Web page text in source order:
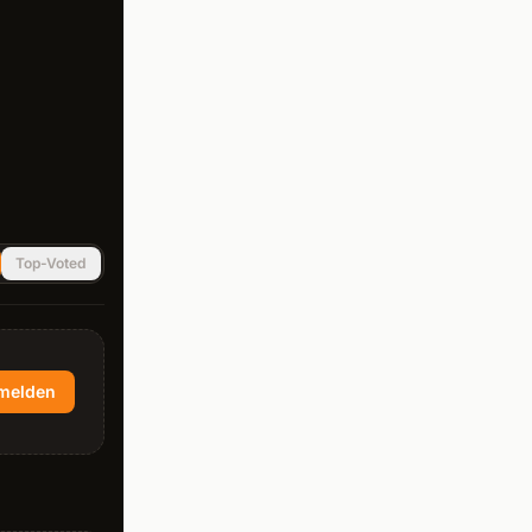
Top-Voted